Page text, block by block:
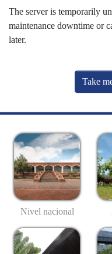
The server is temporarily
maintenance downtime or
later.
Take
Nivel nacional